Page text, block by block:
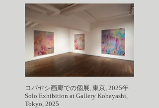
コバヤシ画廊での個展, 東京, 2025年
Solo Exhibition at Gallery Kobayashi,
Tokyo, 2025